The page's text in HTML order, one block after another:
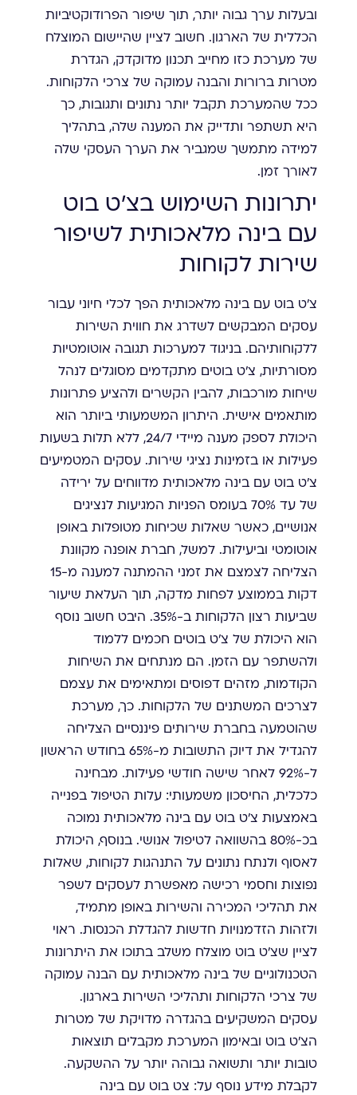
ובעלות ערך גבוה יותר, תוך שיפור הפרודוקטיביות
הכללית של הארגון. חשוב לציין שהיישום המוצלח
של מערכת כזו מחייב תכנון מדוקדק, הגדרת
מטרות ברורות והבנה עמוקה של צרכי הלקוחות.
ככל שהמערכת תקבל יותר נתונים ותגובות, כך
היא תשתפר ותדייק את המענה שלה, בתהליך
למידה מתמשך שמגביר את הערך העסקי שלה
לאורך זמן.
יתרונות השימוש בצ'ט בוט
עם בינה מלאכותית לשיפור
שירות לקוחות
צ'ט בוט עם בינה מלאכותית הפך לכלי חיוני עבור
עסקים המבקשים לשדרג את חווית השירות
ללקוחותיהם. בניגוד למערכות תגובה אוטומטיות
מסורתיות, צ'ט בוטים מתקדמים מסוגלים לנהל
שיחות מורכבות, להבין הקשרים ולהציע פתרונות
מותאמים אישית. היתרון המשמעותי ביותר הוא
היכולת לספק מענה מיידי 24/7, ללא תלות בשעות
פעילות או בזמינות נציגי שירות. עסקים המטמיעים
צ'ט בוט עם בינה מלאכותית מדווחים על ירידה
של עד 70% בעומס הפניות המגיעות לנציגים
אנושיים, כאשר שאלות שכיחות מטופלות באופן
אוטומטי וביעילות. למשל, חברת אופנה מקוונת
הצליחה לצמצם את זמני ההמתנה למענה מ-15
דקות בממוצע לפחות מדקה, תוך העלאת שיעור
שביעות רצון הלקוחות ב-35%. היבט חשוב נוסף
הוא היכולת של צ'ט בוטים חכמים ללמוד
ולהשתפר עם הזמן. הם מנתחים את השיחות
הקודמות, מזהים דפוסים ומתאימים את עצמם
לצרכים המשתנים של הלקוחות. כך, מערכת
שהוטמעה בחברת שירותים פיננסיים הצליחה
להגדיל את דיוק התשובות מ-65% בחודש הראשון
ל-92% לאחר שישה חודשי פעילות. מבחינה
כלכלית, החיסכון משמעותי: עלות הטיפול בפנייה
באמצעות צ'ט בוט עם בינה מלאכותית נמוכה
בכ-80% בהשוואה לטיפול אנושי. בנוסף, היכולת
לאסוף ולנתח נתונים על התנהגות לקוחות, שאלות
נפוצות וחסמי רכישה מאפשרת לעסקים לשפר
את תהליכי המכירה והשירות באופן מתמיד,
ולזהות הזדמנויות חדשות להגדלת הכנסות. ראוי
לציין שצ'ט בוט מוצלח משלב בתוכו את היתרונות
הטכנולוגיים של בינה מלאכותית עם הבנה עמוקה
של צרכי הלקוחות ותהליכי השירות בארגון.
עסקים המשקיעים בהגדרה מדויקת של מטרות
הצ'ט בוט ובאימון המערכת מקבלים תוצאות
טובות יותר ותשואה גבוהה יותר על ההשקעה.
לקבלת מידע נוסף על: צט בוט עם בינה